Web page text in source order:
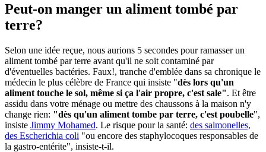
Peut-on manger un aliment tombé par
terre?
Selon une idée reçue, nous aurions 5 secondes pour ramasser un
aliment tombé par terre avant qu'il ne soit contaminé par
d'éventuelles bactéries. Faux!, tranche d'emblée dans sa chronique le
médecin le plus célèbre de France qui insiste "dès lors qu'un
aliment touche le sol, même si ça l'air propre, c'est sale". Et être
assidu dans votre ménage ou mettre des chaussons à la maison n'y
change rien: "dès qu'un aliment tombe par terre, c'est poubelle",
insiste Jimmy Mohamed. Le risque pour la santé: des salmonelles,
des Escherichia coli "ou encore des staphylocoques responsables de
la gastro-entérite", insiste-t-il.